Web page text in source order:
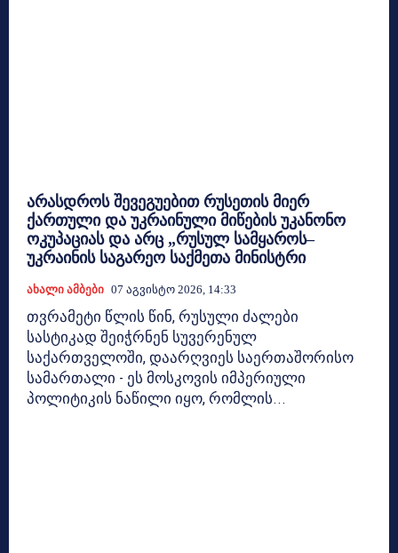
არასდროს შევეგუებით რუსეთის მიერ
ქართული და უკრაინული მიწების უკანონო
ოკუპაციას და არც „რუსულ სამყაროს–
უკრაინის საგარეო საქმეთა მინისტრი
Ახალი Ამბები 07 Აგვისტო 2026, 14:33
თვრამეტი წლის წინ, რუსული ძალები
სასტიკად შეიჭრნენ სუვერენულ
საქართველოში, დაარღვიეს საერთაშორისო
სამართალი - ეს მოსკოვის იმპერიული
პოლიტიკის ნაწილი იყო, რომლის...